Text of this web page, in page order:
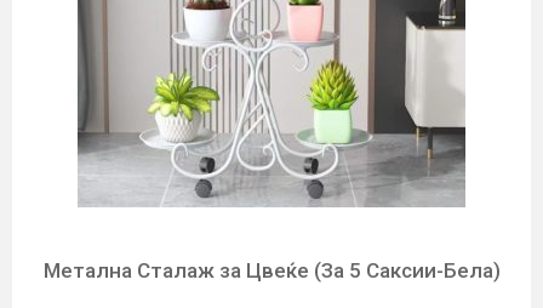
Метална Сталаж за Цвеќе (За 5 Саксии-Бела)